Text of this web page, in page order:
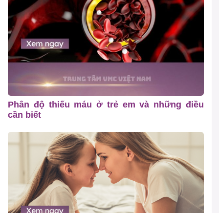
Phân độ thiếu máu ở trẻ em và những điều
cần biết